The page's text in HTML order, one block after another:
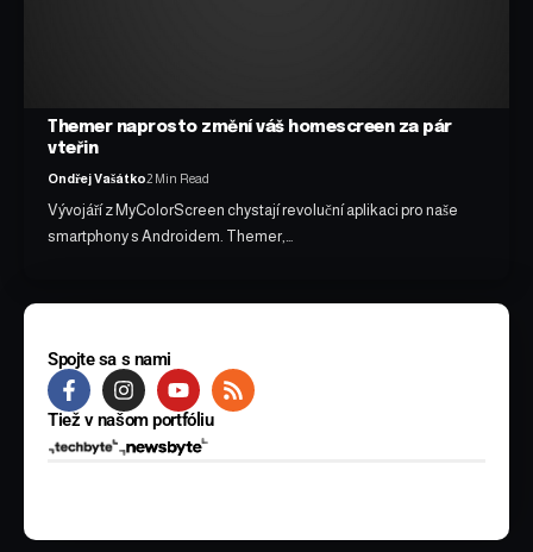
Themer naprosto změní váš homescreen za pár
vteřin
Ondřej Vašátko2 Min Read
Vývojáří z MyColorScreen chystají revoluční aplikaci pro naše
smartphony s Androidem. Themer,…
Spojte sa s nami
Tiež v našom portfóliu